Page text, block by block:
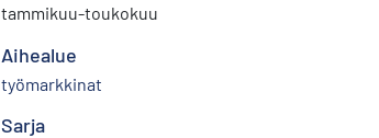
tammikuu-toukokuu
Aihealue
työmarkkinat
Sarja